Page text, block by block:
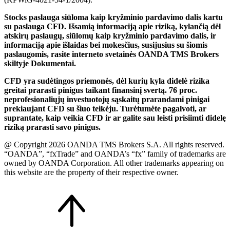
Stocks paslauga siūloma kaip kryžminio pardavimo dalis kartu
su paslauga CFD. Išsamią informaciją apie riziką, kylančią dėl
atskirų paslaugų, siūlomų kaip kryžminio pardavimo dalis, ir
informaciją apie išlaidas bei mokesčius, susijusius su šiomis
paslaugomis, rasite interneto svetainės OANDA TMS Brokers
skiltyje Dokumentai.
CFD yra sudėtingos priemonės, dėl kurių kyla didelė rizika
greitai prarasti pinigus taikant finansinį svertą. 76 proc.
neprofesionaliųjų investuotojų sąskaitų prarandami pinigai
prekiaujant CFD su šiuo teikėju. Turėtumėte pagalvoti, ar
suprantate, kaip veikia CFD ir ar galite sau leisti prisiimti didelę
riziką prarasti savo pinigus.
@ Copyright 2026 OANDA TMS Brokers S.A. All rights reserved.
“OANDA”, “fxTrade” and OANDA’s “fx” family of trademarks are
owned by OANDA Corporation. All other trademarks appearing on
this website are the property of their respective owner.